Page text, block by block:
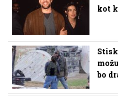
kot
bo